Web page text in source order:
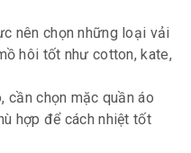
nên chọn những loại vải
hôi tốt như cotton, kate,
cần chọn mặc quần áo
hợp để cách nhiệt tốt